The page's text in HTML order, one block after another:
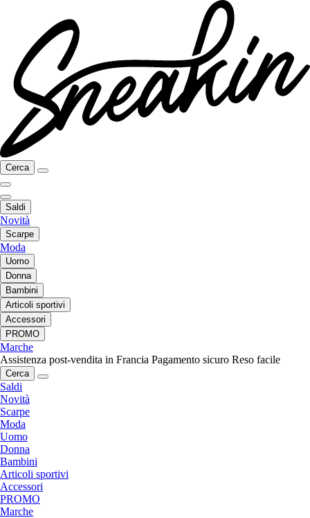
Cerca
Saldi
Novità
Scarpe
Moda
Uomo
Donna
Bambini
Articoli sportivi
Accessori
PROMO
Marche
Assistenza post-vendita in Francia Pagamento sicuro Reso facile
Cerca
Saldi
Novità
Scarpe
Moda
Uomo
Donna
Bambini
Articoli sportivi
Accessori
PROMO
Marche